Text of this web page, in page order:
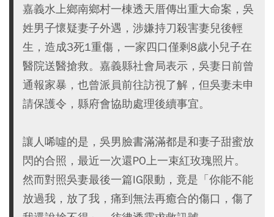
嘉義水上鄉南鄉村一棟透天厝傳出重大命案，吳
姓男子懷疑妻子外遇，涉嫌持刀殺害妻兒後輕
生，造成3死1重傷，一家四口僅剩8歲小兒子在
醫院送醫搶救。嘉義縣社會局表示，吳妻日前曾
通報家暴，也曾派員前往訪視了解，但吳妻未申
請保護令，縣府會協助處理後續事宜。
讓人唏噓的是，吳男臉書滿滿都是和妻子甜蜜放
閃的合照，最近一次還PO上一束紅玫瑰照片。
然而對照吳妻最後一篇IG限動，竟是「你能不能
放過我，放了我，痛到無法再癒合的傷口，傷了